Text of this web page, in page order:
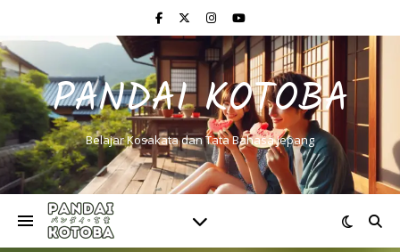
PANDAI KOTOBA
Belajar Kosakata dan Tata Bahasa Jepang